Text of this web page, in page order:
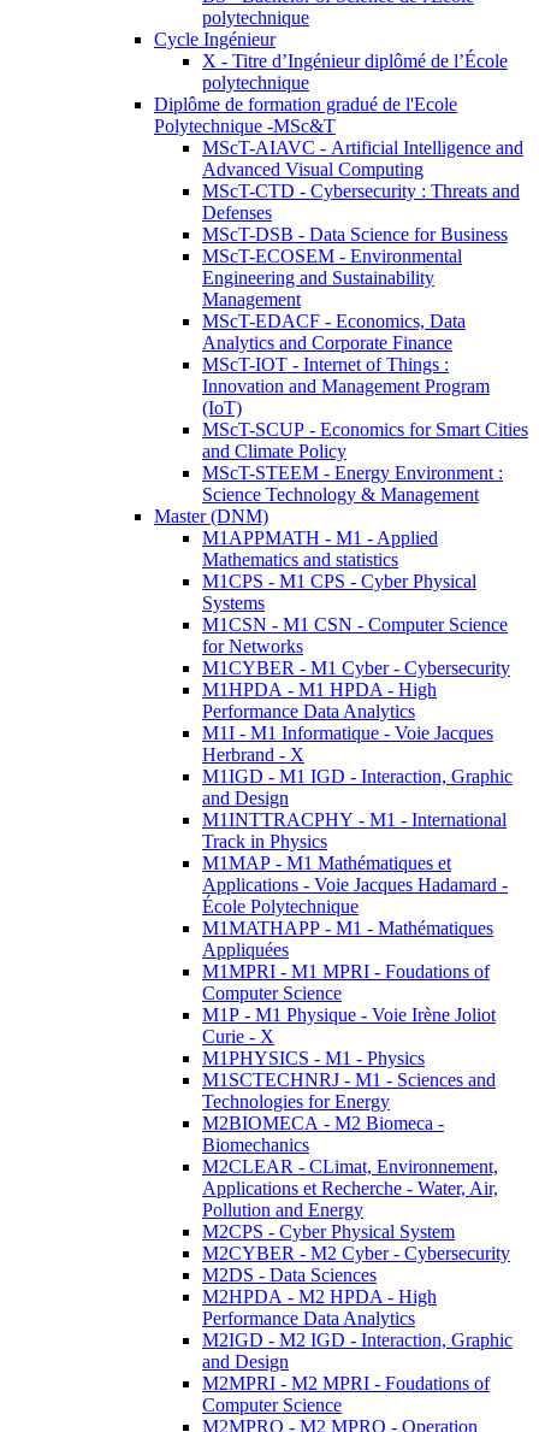
polytechnique
Cycle Ingénieur
X - Titre d’Ingénieur diplômé de l’École
polytechnique
Diplôme de formation gradué de l'Ecole
Polytechnique -MSc&T
MScT-AIAVC - Artificial Intelligence and
Advanced Visual Computing
MScT-CTD - Cybersecurity : Threats and
Defenses
MScT-DSB - Data Science for Business
MScT-ECOSEM - Environmental
Engineering and Sustainability
Management
MScT-EDACF - Economics, Data
Analytics and Corporate Finance
MScT-IOT - Internet of Things :
Innovation and Management Program
(IoT)
MScT-SCUP - Economics for Smart Cities
and Climate Policy
MScT-STEEM - Energy Environment :
Science Technology & Management
Master (DNM)
M1APPMATH - M1 - Applied
Mathematics and statistics
M1CPS - M1 CPS - Cyber Physical
Systems
M1CSN - M1 CSN - Computer Science
for Networks
M1CYBER - M1 Cyber - Cybersecurity
M1HPDA - M1 HPDA - High
Performance Data Analytics
M1I - M1 Informatique - Voie Jacques
Herbrand - X
M1IGD - M1 IGD - Interaction, Graphic
and Design
M1INTTRACPHY - M1 - International
Track in Physics
M1MAP - M1 Mathématiques et
Applications - Voie Jacques Hadamard -
École Polytechnique
M1MATHAPP - M1 - Mathématiques
Appliquées
M1MPRI - M1 MPRI - Foudations of
Computer Science
M1P - M1 Physique - Voie Irène Joliot
Curie - X
M1PHYSICS - M1 - Physics
M1SCTECHNRJ - M1 - Sciences and
Technologies for Energy
M2BIOMECA - M2 Biomeca -
Biomechanics
M2CLEAR - CLimat, Environnement,
Applications et Recherche - Water, Air,
Pollution and Energy
M2CPS - Cyber Physical System
M2CYBER - M2 Cyber - Cybersecurity
M2DS - Data Sciences
M2HPDA - M2 HPDA - High
Performance Data Analytics
M2IGD - M2 IGD - Interaction, Graphic
and Design
M2MPRI - M2 MPRI - Foudations of
Computer Science
M2MPRO - M2 MPRO - Operation